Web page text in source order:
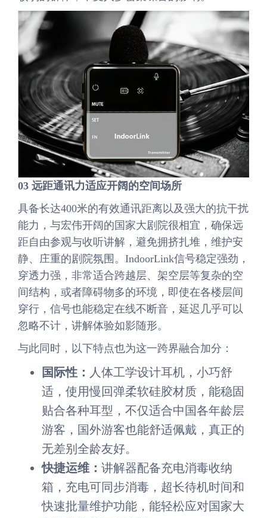
03 远距通讯力适应开阔的空间场所
具备长达400米的有效通讯距离以及强大的抗干扰
能力，与宏伟开阔的国家大剧院很相宜，确保远
距自由参观与收听讲解，避免拥挤扎堆，维护安
静、庄重的剧院氛围。IndoorLink信号稳定强劲，
穿透力强，非常适合跨越层、架空层等复杂的空
间结构，或者障碍物多的环境，即使在各楼层间
穿行，信号也能稳定在线不断音，延迟几乎可以
忽略不计，讲解体验如影随形。
与此同时，以下特点也为这一跨界融合加分：
国际性： 人体工学设计耳机，小巧舒
适，使用慢回弹柔软硅胶材质，能稳固
贴合各种耳型，不仅适合中国各年龄层
游客，国外游客也能舒适佩戴，真正的
无差别全龄友好。
快捷运维： 讲解器配备充电消毒收纳
箱，充电可同步消毒，超长待机时间和
快速批量维护功能，能轻松应对国家大